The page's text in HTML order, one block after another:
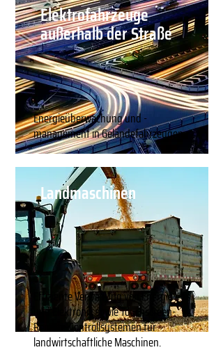
Elektrofahrzeuge
außerhalb der Straße
Energieüberwachung und -
management in Geländefahrzeugen
Landmaschinen
Effiziente Verwaltung von Energie
und Elektronik sowie Touchscreen-
Remote-Controllsystemen für
landwirtschaftliche Maschinen.